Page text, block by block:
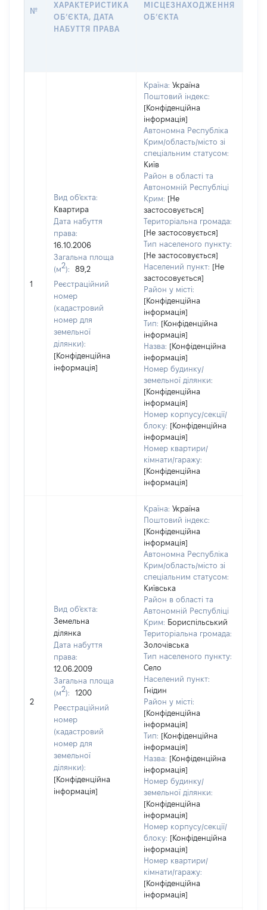
№
ХАРАКТЕРИСТИКА
ОБʼЄКТА, ДАТА
НАБУТТЯ ПРАВА
МІСЦЕЗНАХОДЖЕННЯ
ОБʼЄКТА
1
Вид об'єкта:
Квартира
Дата набуття
права:
16.10.2006
Загальна площа
(м2):
89,2
Реєстраційний
номер
(кадастровий
номер для
земельної
ділянки):
[Конфіденційна
інформація]
Країна: Україна
Поштовий індекс:
[Конфіденційна
інформація]
Автономна Республіка
Крим/область/місто зі
спеціальним статусом:
Київ
Район в області та
Автономній Республіці
Крим: [Не
застосовується]
Територіальна громада:
[Не застосовується]
Тип населеного пункту:
[Не застосовується]
Населений пункт: [Не
застосовується]
Район у місті:
[Конфіденційна
інформація]
Тип: [Конфіденційна
інформація]
Назва: [Конфіденційна
інформація]
Номер будинку/
земельної ділянки:
[Конфіденційна
інформація]
Номер корпусу/секції/
блоку: [Конфіденційна
інформація]
Номер квартири/
кімнати/гаражу:
[Конфіденційна
інформація]
2
Вид об'єкта:
Земельна
ділянка
Дата набуття
права:
12.06.2009
Загальна площа
(м2):
1200
Реєстраційний
номер
(кадастровий
номер для
земельної
ділянки):
[Конфіденційна
інформація]
Країна: Україна
Поштовий індекс:
[Конфіденційна
інформація]
Автономна Республіка
Крим/область/місто зі
спеціальним статусом:
Київська
Район в області та
Автономній Республіці
Крим: Бориспільський
Територіальна громада:
Золочівська
Тип населеного пункту:
Село
Населений пункт:
Гнідин
Район у місті:
[Конфіденційна
інформація]
Тип: [Конфіденційна
інформація]
Назва: [Конфіденційна
інформація]
Номер будинку/
земельної ділянки:
[Конфіденційна
інформація]
Номер корпусу/секції/
блоку: [Конфіденційна
інформація]
Номер квартири/
кімнати/гаражу:
[Конфіденційна
інформація]